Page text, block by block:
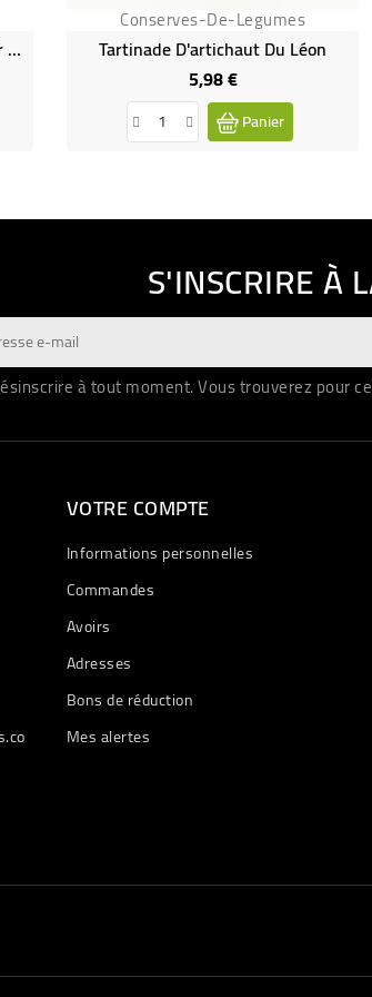
Tête Entière Et Gousses D'ail Noir Bio En Pot
Conserves-De-Legumes
Tartinade D'artichaut Du Léon
5,98 €Prix
Panier
S'INSCRIRE À
à tout moment. Vous trouverez pour
VOTRE COMPTE
Informations personnelles
Commandes
Avoirs
Adresses
Bons de réduction
Mes alertes